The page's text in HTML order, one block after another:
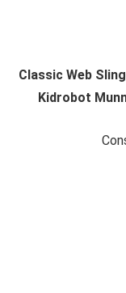
Classic Web
Kidrobot